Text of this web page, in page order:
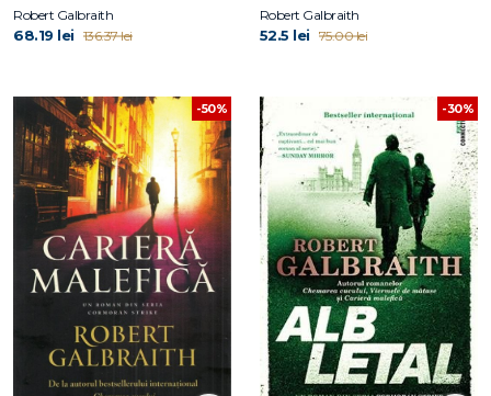
Robert Galbraith
68.19 lei 136.37 lei
Robert Galbraith
52.5 lei 75.00 lei
-50% -30%